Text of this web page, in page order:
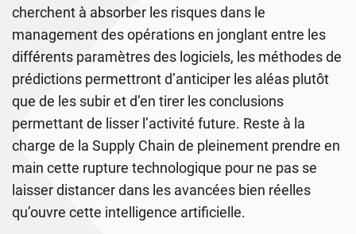
cherchent à absorber les risques dans le
management des opérations en jonglant entre les
différents paramètres des logiciels, les méthodes de
prédictions permettront d’anticiper les aléas plutôt
que de les subir et d’en tirer les conclusions
permettant de lisser l’activité future. Reste à la
charge de la Supply Chain de pleinement prendre en
main cette rupture technologique pour ne pas se
laisser distancer dans les avancées bien réelles
qu’ouvre cette intelligence artificielle.